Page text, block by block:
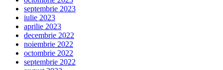
septembrie 2023
iulie 2023
aprilie 2023
decembrie 2022
noiembrie 2022
octombrie 2022
septembrie 2022